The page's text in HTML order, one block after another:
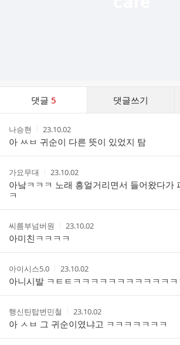
댓글 5 댓글쓰기
스
작
성
자
나승현
작
성
시
간
23.10.02
아 ㅆㅂ 귀순이 다른 뜻이 있었지 탐
작
성
자
가요무대
작
성
시
23.10.02
아낰ㅋㅋㅋ 노래 흥얼거리면서 들어왔다가
ㅋ
작
성
자
씨름부넘버원
작
성
시
간
23.10.02
아미친ㅋㅋㅋㅋ
작
성
자
아이시스5.0
작
성
시
간
23.10.02
아니시발 ㅋㅌㅌㅋㅋㅋㅋㅋㅋㅋㅋㅋㅋㅋ
작
성
자
행신틴탑변민철
작
성
시
간
23.10.02
아 ㅅㅂ 그 귀순이였냐고 ㅋㅋㅋㅋㅋㅋㅋ